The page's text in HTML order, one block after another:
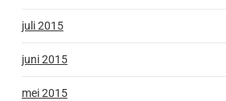
juli 2015
juni 2015
mei 2015